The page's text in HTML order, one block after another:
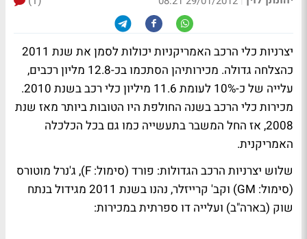
יצרניות כלי הרכב האמריקניות יכולות לסמן את שנת 2011
כהצלחה גדולה. מכירותיהן הסתכמו בכ-12.8 מליון רכבים,
עלייה של כ-10% לעומת 11.6 מיליון כלי רכב בשנת 2010.
מכירות כלי הרכב בשנה החולפת היו הטובות ביותר מאז שנת
2008, אז החל המשבר בתעשייה כמו גם בכל הכלכלה
האמריקנית.
שלוש יצרניות הרכב הגדולות: פורד (סימול: F), ג'נרל מוטורס
(סימול: GM) וקב' קרייזלר, נהנו בשנת 2011 מגידול בנתח
שוק (בארה"ב) ועלייה דו ספרתית במכירות: